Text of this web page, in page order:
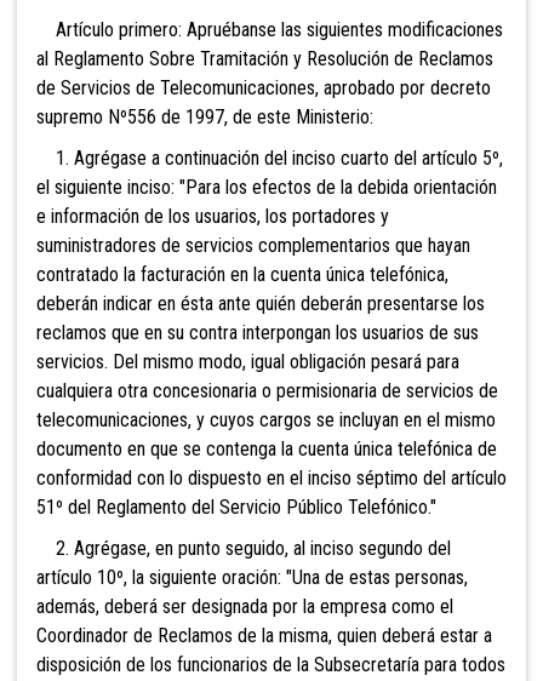
Artículo primero: Apruébanse las siguientes modificaciones
al Reglamento Sobre Tramitación y Resolución de Reclamos
de Servicios de Telecomunicaciones, aprobado por decreto
supremo Nº556 de 1997, de este Ministerio:
1. Agrégase a continuación del inciso cuarto del artículo 5º,
el siguiente inciso: "Para los efectos de la debida orientación
e información de los usuarios, los portadores y
suministradores de servicios complementarios que hayan
contratado la facturación en la cuenta única telefónica,
deberán indicar en ésta ante quién deberán presentarse los
reclamos que en su contra interpongan los usuarios de sus
servicios. Del mismo modo, igual obligación pesará para
cualquiera otra concesionaria o permisionaria de servicios de
telecomunicaciones, y cuyos cargos se incluyan en el mismo
documento en que se contenga la cuenta única telefónica de
conformidad con lo dispuesto en el inciso séptimo del artículo
51º del Reglamento del Servicio Público Telefónico."
2. Agrégase, en punto seguido, al inciso segundo del
artículo 10º, la siguiente oración: "Una de estas personas,
además, deberá ser designada por la empresa como el
Coordinador de Reclamos de la misma, quien deberá estar a
disposición de los funcionarios de la Subsecretaría para todos